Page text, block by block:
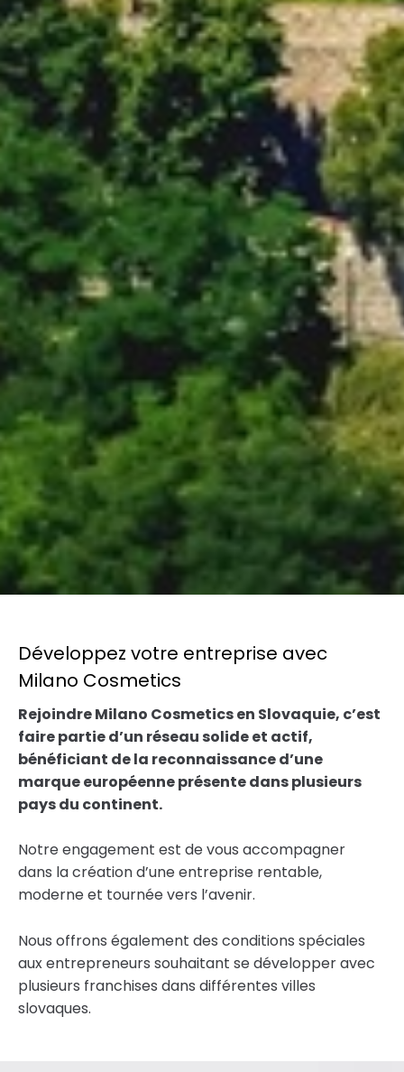
Développez votre entreprise avec
Milano Cosmetics
Rejoindre Milano Cosmetics en Slovaquie, c’est
faire partie d’un réseau solide et actif,
bénéficiant de la reconnaissance d’une
marque européenne présente dans plusieurs
pays du continent.
Notre engagement est de vous accompagner
dans la création d’une entreprise rentable,
moderne et tournée vers l’avenir.
Nous offrons également des conditions spéciales
aux entrepreneurs souhaitant se développer avec
plusieurs franchises dans différentes villes
slovaques.